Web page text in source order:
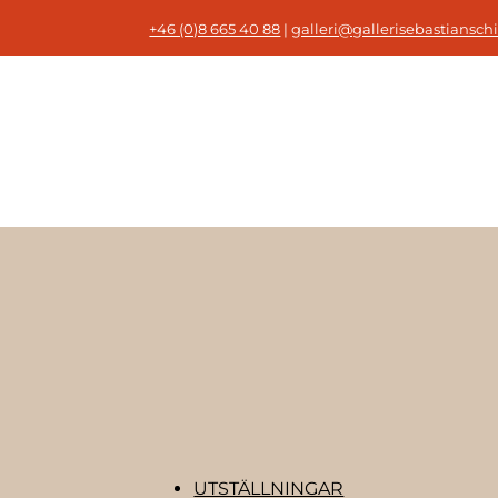
+46 (0)8 665 40 88 |
UTSTÄLLNINGAR